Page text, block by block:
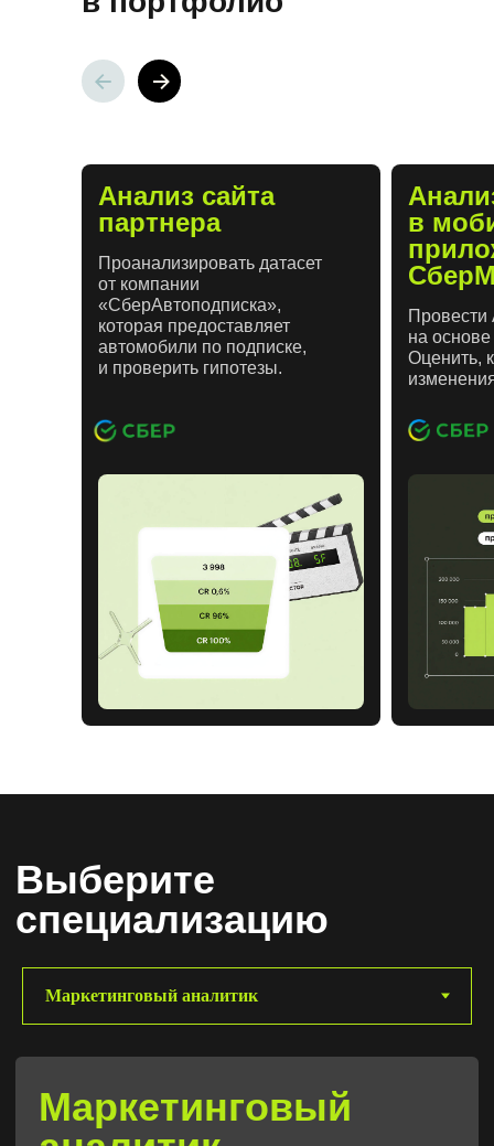
Анализ сайта
партнера
Проанализировать датасет
от компании
«СберАвтоподписка»,
которая предоставляет
автомобили по подписке,
и проверить гипотезы.
в
Провести
на основе
Оценить,